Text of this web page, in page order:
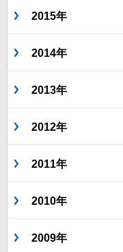
2015年
2014年
2013年
2012年
2011年
2010年
2009年